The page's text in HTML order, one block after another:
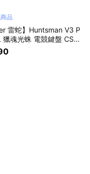
品
雷蛇】Huntsman V3 P
獵魂光蛛 電競鍵盤 CS2